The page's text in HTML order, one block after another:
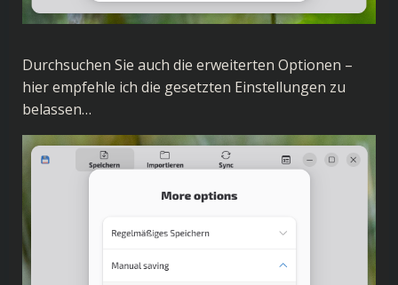
Durchsuchen Sie auch die erweiterten Optionen –
hier empfehle ich die gesetzten Einstellungen zu
belassen…